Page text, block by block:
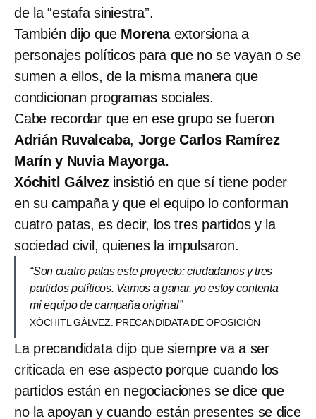
de la “estafa siniestra”.
También dijo que Morena extorsiona a
personajes políticos para que no se vayan o se
sumen a ellos, de la misma manera que
condicionan programas sociales.
Cabe recordar que en ese grupo se fueron
Adrián Ruvalcaba, Jorge Carlos Ramírez
Marín y Nuvia Mayorga.
Xóchitl Gálvez insistió en que sí tiene poder
en su campaña y que el equipo lo conforman
cuatro patas, es decir, los tres partidos y la
sociedad civil, quienes la impulsaron.
“Son cuatro patas este proyecto: ciudadanos y tres
partidos políticos. Vamos a ganar, yo estoy contenta
mi equipo de campaña original”
XÓCHITL GÁLVEZ. PRECANDIDATA DE OPOSICIÓN
La precandidata dijo que siempre va a ser
criticada en ese aspecto porque cuando los
partidos están en negociaciones se dice que
no la apoyan y cuando están presentes se dice